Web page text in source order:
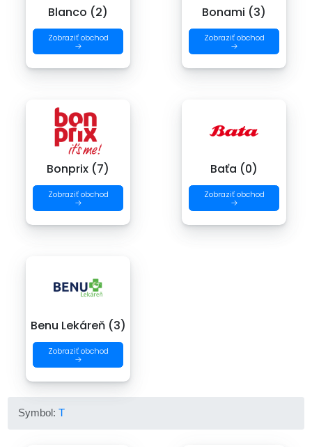
Blanco (2)
Zobraziť obchod
→
Bonami (3)
Zobraziť obchod
→
Bonprix (7)
Zobraziť obchod
→
Baťa (0)
Zobraziť obchod
→
Benu Lekáreň (3)
Zobraziť obchod
→
Symbol:T